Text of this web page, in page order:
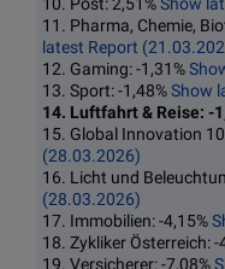
10. Post: 2,51%Show
11. Pharma, Chemie,
latest Report
12. Gaming: -1,31%
13. Sport: -1,48%Show
14. Luftfahrt & Reise: -
15. Global Innovation
(28.03.2026)
16. Licht und
(28.03.2026)
17. Immobilien: -4,15%
18. Zykliker Österreich: -
19. Versicherer: -7,08%